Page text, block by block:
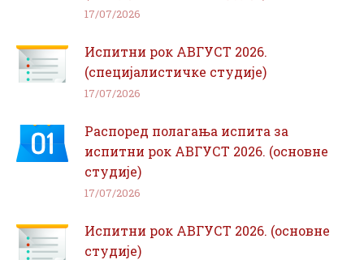
17/07/2026
Испитни рок АВГУСТ 2026.
(специјалистичке студије)
17/07/2026
Распоред полагања испита за
испитни рок АВГУСТ 2026. (основне
студије)
17/07/2026
Испитни рок АВГУСТ 2026. (основне
студије)